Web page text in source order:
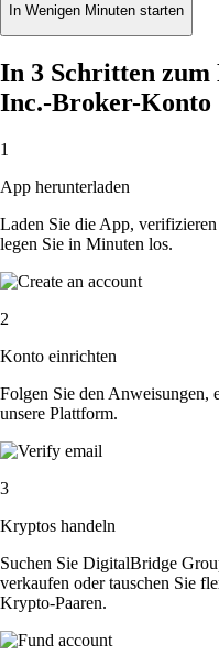
In Wenigen Minuten starten
In 3 Schritten
Inc.-Broker-Konto
1
App herunterladen
Laden Sie die App,
legen Sie in Minuten los.
2
Konto einrichten
Folgen Sie den Anweisungen,
unsere Plattform.
3
Kryptos handeln
Suchen Sie DigitalBridge
verkaufen oder tauschen Sie
Krypto-Paaren.